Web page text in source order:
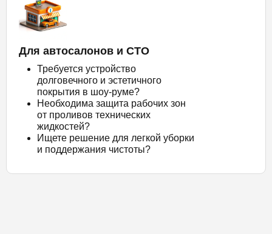
Для автосалонов и СТО
Требуется устройство
долговечного и эстетичного
покрытия в шоу-руме?
Необходима защита рабочих зон
от проливов технических
жидкостей?
Ищете решение для легкой уборки
и поддержания чистоты?